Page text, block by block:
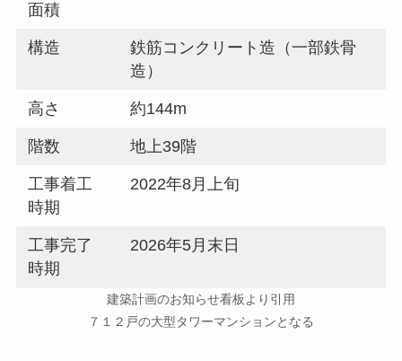
面積
構造
鉄筋コンクリート造（一部鉄骨
造）
高さ 約144m
階数 地上39階
工事着工
時期
2022年8月上旬
工事完了
時期
2026年5月末日
建築計画のお知らせ看板より引用
７１２戸の大型タワーマンションとなる